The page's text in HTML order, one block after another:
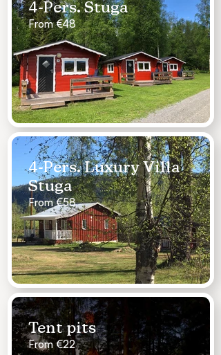
4-Pers. Stuga
From €48
4-Pers. Luxury Villa
Stuga
From €58
Tent pits
From €22